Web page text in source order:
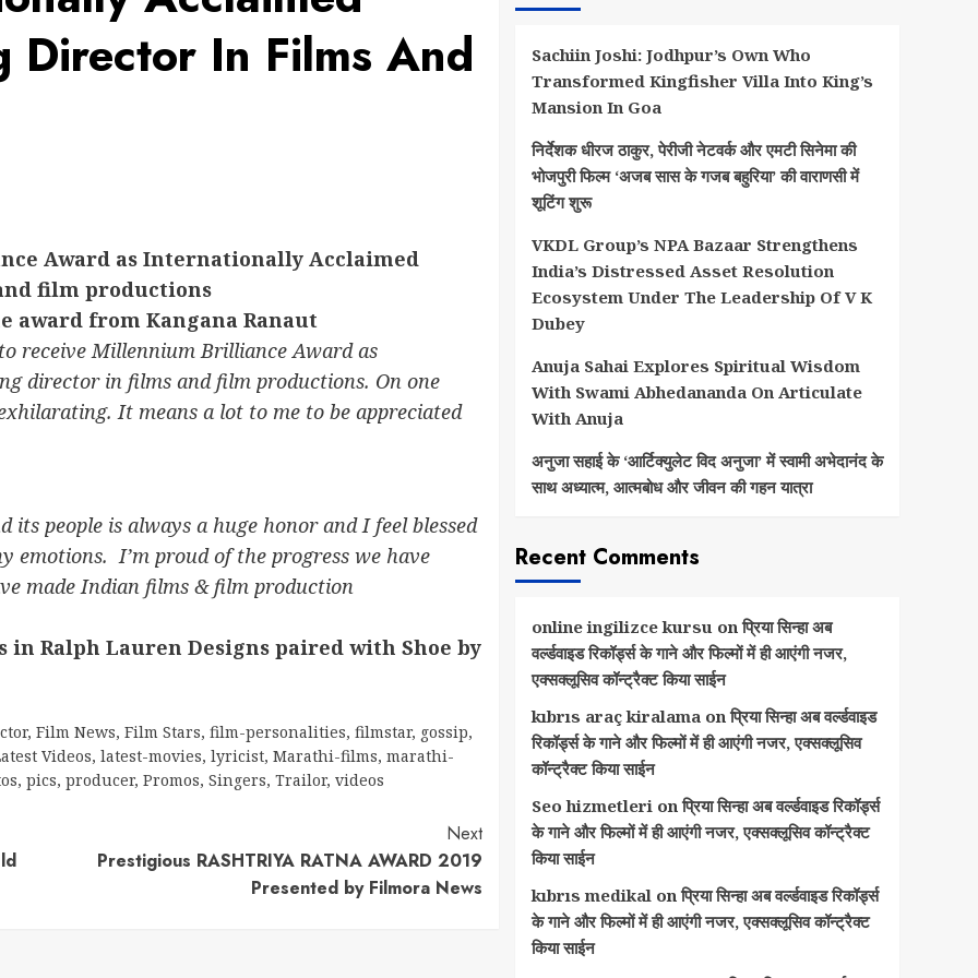
Director In Films And
Award as Internationally Acclaimed
film productions
award from Kangana Ranaut
receive Millennium Brilliance Award as
director in films and film productions. On one
It means a lot to me to be appreciated
people is always a huge honor and I feel blessed
emotions. I’m proud of the progress we have
made Indian films & film production
in Ralph Lauren Designs paired with Shoe by
, Film News, Film Stars, film-personalities, filmstar, gossip,
Videos, latest-movies, lyricist, Marathi-films, marathi-
, pics, producer, Promos, Singers, Trailor, videos
Next
Prestigious RASHTRIYA RATNA AWARD 2019
Presented by Filmora News
Sachiin Joshi: Jodhpur’s Own Who
Transformed Kingfisher Villa Into King’s
Mansion In Goa
निर्देशक धीरज ठाकुर, पेरीजी नेटवर्क और एमटी सिनेमा की
भोजपुरी फिल्म ‘अजब सास के गजब बहुरिया’ की वाराणसी में
शूटिंग शुरू
VKDL Group’s NPA Bazaar Strengthens
India’s Distressed Asset Resolution
Ecosystem Under The Leadership Of V K
Dubey
Anuja Sahai Explores Spiritual Wisdom
With Swami Abhedananda On Articulate
With Anuja
अनुजा सहाई के ‘आर्टिक्युलेट विद अनुजा’ में स्वामी अभेदानंद के
साथ अध्यात्म, आत्मबोध और जीवन की गहन यात्रा
Recent Comments
online ingilizce kursu onप्रिया सिन्हा अब
वर्ल्डवाइड रिकॉर्ड्स के गाने और फिल्मों में ही आएंगी नजर,
एक्सक्लूसिव कॉन्ट्रैक्ट किया साईन
kıbrıs araç kiralamaonप्रिया सिन्हा अब वर्ल्डवाइड
रिकॉर्ड्स के गाने और फिल्मों में ही आएंगी नजर, एक्सक्लूसिव
कॉन्ट्रैक्ट किया साईन
Seo hizmetlerionप्रिया सिन्हा अब वर्ल्डवाइड रिकॉर्ड्स
के गाने और फिल्मों में ही आएंगी नजर, एक्सक्लूसिव कॉन्ट्रैक्ट
किया साईन
kıbrıs medikalonप्रिया सिन्हा अब वर्ल्डवाइड रिकॉर्ड्स
के गाने और फिल्मों में ही आएंगी नजर, एक्सक्लूसिव कॉन्ट्रैक्ट
किया साईन